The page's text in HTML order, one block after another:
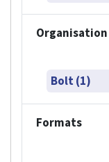
Organisation
Bolt (1)
Formats